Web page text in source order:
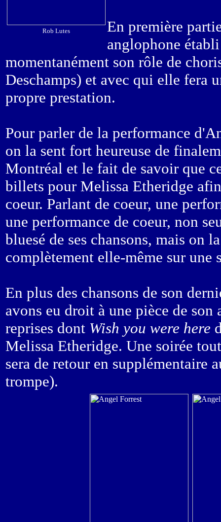
Rob Lutes
En première
anglophone
momentanément son rôle de
Deschamps) et avec qui elle fera
propre prestation.
Pour parler de la performance
on la sent fort heureuse de
Montréal et le fait de savoir que
billets pour Melissa Etheridge
coeur. Parlant de coeur, une
une performance de coeur, non
bluesé de ses chansons, mais on
complètement elle-même sur une
En plus des chansons de son
avons eu droit à une pièce de
reprises dont Wish you were here
Melissa Etheridge. Une soirée
sera de retour en supplémentaire
trompe).